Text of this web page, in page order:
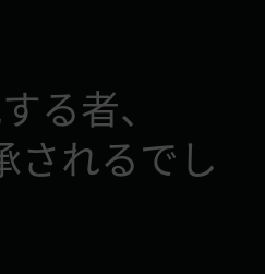
る者、
されるでし